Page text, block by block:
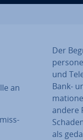
an
Der
und
Bank-
andere
als